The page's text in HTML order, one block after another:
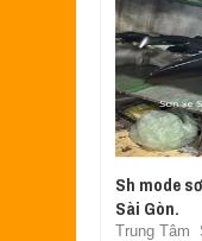
Sh mode
Sài Gòn.
Trung